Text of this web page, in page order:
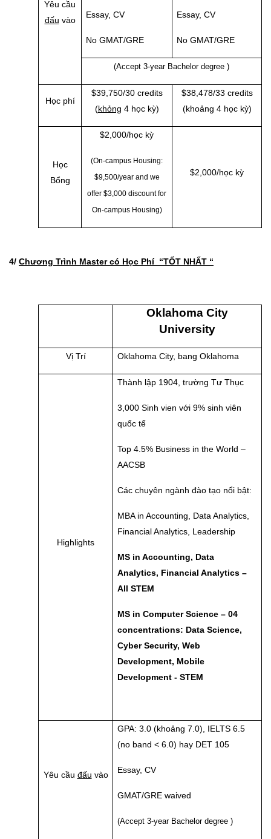
Yêu cầu
đấu vào
Essay, CV
No GMAT/GRE
Essay, CV
No GMAT/GRE
(Accept 3-year Bachelor degree )
Học phí
$39,750/30 credits
(khỏng 4 học kỳ)
$38,478/33 credits
(khoảng 4 học kỳ)
Học
Bổng
$2,000/học kỳ
(On-campus Housing:
$9,500/year and we
offer $3,000 discount for
On-campus Housing)
$2,000/học kỳ
4/ Chương Trình Master có Học Phí “TỐT NHẤT “
Oklahoma City
University
Vị Trí Oklahoma City, bang Oklahoma
Highlights
Thành lập 1904, trường Tư Thục
3,000 Sinh vien với 9% sinh viên
quốc tế
Top 4.5% Business in the World –
AACSB
Các chuyên ngành đào tạo nổi bật:
MBA in Accounting, Data Analytics,
Financial Analytics, Leadership
MS in Accounting, Data
Analytics, Financial Analytics –
All STEM
MS in Computer Science – 04
concentrations: Data Science,
Cyber Security, Web
Development, Mobile
Development - STEM
Yêu cầu đấu vào
GPA: 3.0 (khoảng 7.0), IELTS 6.5
(no band < 6.0) hay DET 105
Essay, CV
GMAT/GRE waived
(Accept 3-year Bachelor degree )